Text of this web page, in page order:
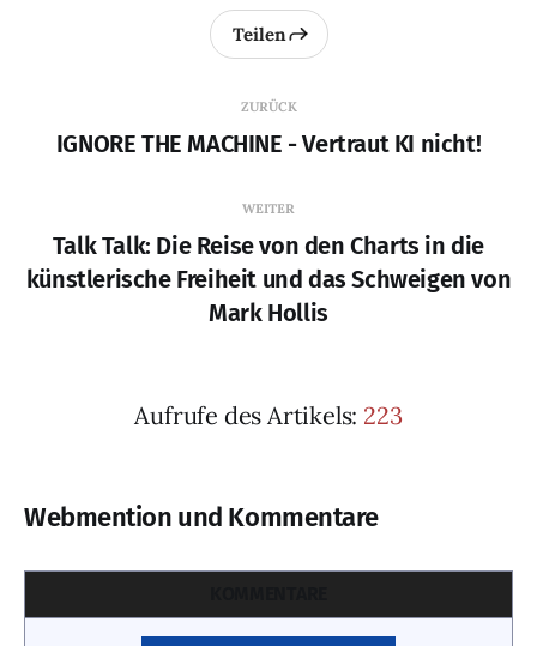
editor to a powerful
Command Palette that helps
site. Notes Leave feedback
right where you’re
ZURÜCK
IGNORE THE MACHINE - Vertraut KI nicht!
Teilen
WEITER
Talk Talk: Die Reise von den Charts in die
künstlerische Freiheit und das Schweigen von
Mark Hollis
Aufrufe des Artikels: 223
Webmention und Kommentare